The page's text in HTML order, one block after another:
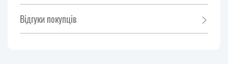
Відгуки покупців